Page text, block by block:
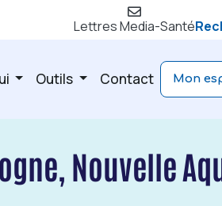
Lettres Media-Santé
Outils Contact Mon
Nouvelle